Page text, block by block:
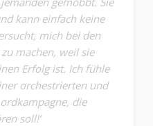
kann einfach keine
mich bei den
machen, weil sie
Erfolg ist. Ich fühle
orchestrierten und
die
soll!’